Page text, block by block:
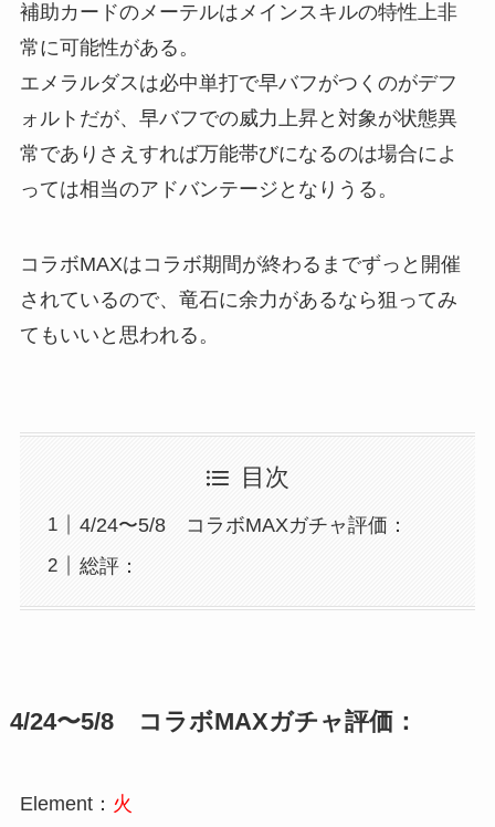
補助カードのメーテルはメインスキルの特性上非
常に可能性がある。
エメラルダスは必中単打で早バフがつくのがデフ
ォルトだが、早バフでの威力上昇と対象が状態異
常でありさえすれば万能帯びになるのは場合によ
っては相当のアドバンテージとなりうる。
コラボMAXはコラボ期間が終わるまでずっと開催
されているので、竜石に余力があるなら狙ってみ
てもいいと思われる。
目次
4/24〜5/8 コラボMAXガチャ評価：
総評：
4/24〜5/8 コラボMAXガチャ評価：
Element： 火